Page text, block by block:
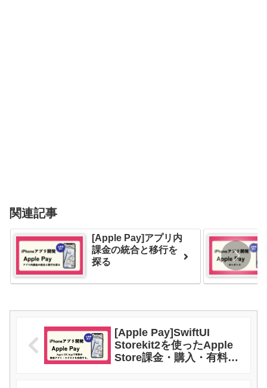
関連記事
[Apple Pay]アプリ内
課金の統合と移行を
探る
[Apple Pay]SwiftUI
Storekit2を使ったApple
Store課金・購入・有料ア